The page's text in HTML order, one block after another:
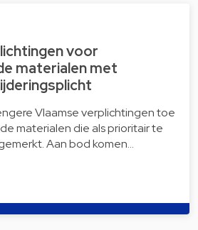
voor
materialen met
Vlaamse verplichtingen toe
materialen die als prioritair te
Aan bod komen…